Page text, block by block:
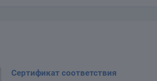
Сертификат соответствия